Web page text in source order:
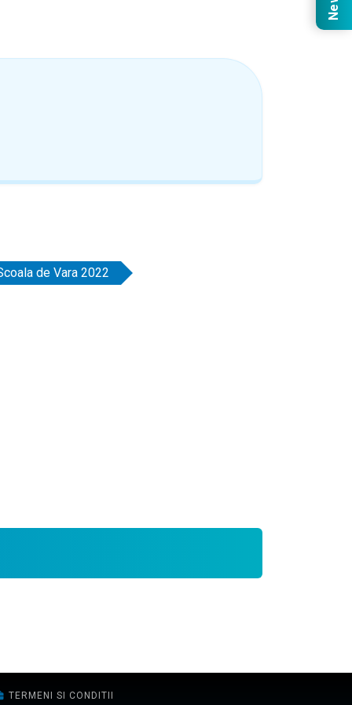
de Vara 2022
TERMENI SI CONDITII